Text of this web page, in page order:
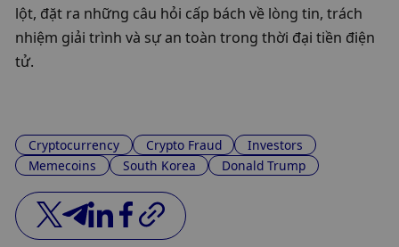
lột, đặt ra những câu hỏi cấp bách về lòng tin, trách
nhiệm giải trình và sự an toàn trong thời đại tiền điện
tử.
Cryptocurrency Crypto Fraud
Investors
Memecoins
South Korea Donald Trump